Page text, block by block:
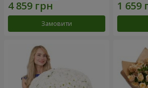
Замовити